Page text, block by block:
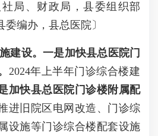
局、财政局，县委组织部
委编办，县总医院〕
建设。一是加快县总医院门
2024年上半年门诊综合楼建
加快县总医院门诊楼附属配
进旧院区电网改造、门诊综
设施等门诊综合楼配套设施